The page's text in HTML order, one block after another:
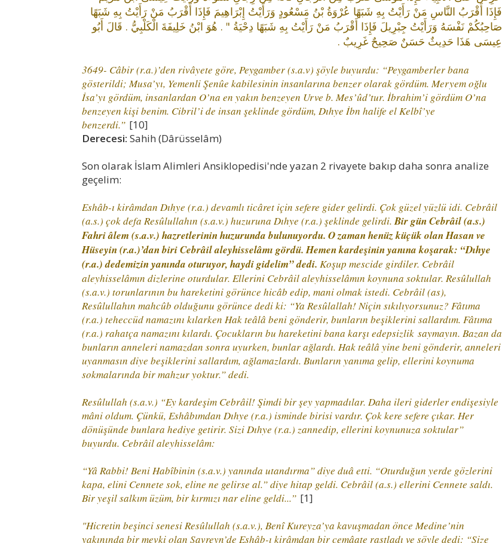
فَإِذَا أَقْرَبُ النَّاسِ مَنْ رَأَيْتُ بِهِ شَبَهًا عُرْوَةُ بْنُ مَسْعُودٍ وَرَأَيْتُ إِبْرَاهِيمَ فَإِذَا أَقْرَبُ مَنْ رَأَيْتُ بِهِ شَبَهًا
صَاحِبُكُمْ نَفْسَهُ وَرَأَيْتُ جِبْرِيلَ فَإِذَا أَقْرَبُ مَنْ رَأَيْتُ بِهِ شَبَهًا دِحْيَةُ ‏"‏ ‏.‏ هُوَ ابْنُ خَلِيفَةَ الْكَلْبِيُّ ‏.‏ قَالَ أَبُو
عِيسَى هَذَا حَدِيثٌ حَسَنٌ صَحِيحٌ غَرِيبٌ ‏.‏
3649- Câbir (r.a.)’den rivâyete göre, Peygamber (s.a.v) şöyle buyurdu: “Peygamberler bana
gösterildi; Musa’yı, Yemenli Şenûe kabilesinin insanlarına benzer olarak gördüm. Meryem oğlu
İsa’yı gördüm, insanlardan O’na en yakın benzeyen Urve b. Mes’ûd’tur. İbrahim’i gördüm O’na
benzeyen kişi benim. Cibril’i de insan şeklinde gördüm, Dıhye İbn halife el Kelbî’ye
benzerdi.” [10]
Derecesi: Sahih (Dârüsselâm)
Son olarak İslam Alimleri Ansiklopedisi'nde yazan 2 rivayete bakıp daha sonra analize
geçelim:
Eshâb-ı kirâmdan Dıhye (r.a.) devamlı ticâret için sefere gider gelirdi. Çok güzel yüzlü idi. Cebrâil
(a.s.) çok defa Resûlullahın (s.a.v.) huzuruna Dıhye (r.a.) şeklinde gelirdi.Bir gün Cebrâil (a.s.)
Fahri âlem (s.a.v.) hazretlerinin huzurunda bulunuyordu. O zaman henüz küçük olan Hasan ve
Hüseyin (r.a.)’dan biri Cebrâil aleyhisselâmı gördü. Hemen kardeşinin yanına koşarak: “Dıhye
(r.a.) dedemizin yanında oturuyor, haydi gidelim” dedi. Koşup mescide girdiler. Cebrâil
aleyhisselâmın dizlerine oturdular. Ellerini Cebrâil aleyhisselâmın koynuna soktular. Resûlullah
(s.a.v.) torunlarının bu hareketini görünce hicâb edip, mani olmak istedi. Cebrâil (as),
Resûlullahın mahcûb olduğunu görünce dedi ki: “Ya Resûlallah! Niçin sıkılıyorsunuz? Fâtıma
(r.a.) teheccüd namazını kılarken Hak teâlâ beni gönderir, bunların beşiklerini sallardım. Fâtıma
(r.a.) rahatça namazını kılardı. Çocukların bu hareketini bana karşı edepsizlik saymayın. Bazan da
bunların anneleri namazdan sonra uyurken, bunlar ağlardı. Hak teâlâ yine beni gönderir, anneleri
uyanmasın diye beşiklerini sallardım, ağlamazlardı. Bunların yanıma gelip, ellerini koynuma
sokmalarında bir mahzur yoktur.” dedi.
Resûlullah (s.a.v.) “Ey kardeşim Cebrâil! Şimdi bir şey yapmadılar. Daha ileri giderler endişesiyle
mâni oldum. Çünkü, Eshâbımdan Dıhye (r.a.) isminde birisi vardır. Çok kere sefere çıkar. Her
dönüşünde bunlara hediye getirir. Sizi Dıhye (r.a.) zannedip, ellerini koynunuza soktular”
buyurdu. Cebrâil aleyhisselâm:
“Yâ Rabbi! Beni Habîbinin (s.a.v.) yanında utandırma” diye duâ etti. “Oturduğun yerde gözlerini
kapa, elini Cennete sok, eline ne gelirse al.” diye hitap geldi. Cebrâil (a.s.) ellerini Cennete saldı.
Bir yeşil salkım üzüm, bir kırmızı nar eline geldi...” [1]
"Hicretin beşinci senesi Resûlullah (s.a.v.), Benî Kureyza’ya kavuşmadan önce Medine’nin
yakınında bir mevki olan Savreyn’de Eshâb-ı kirâmdan bir cemâate rastladı ve şöyle dedi: “Size